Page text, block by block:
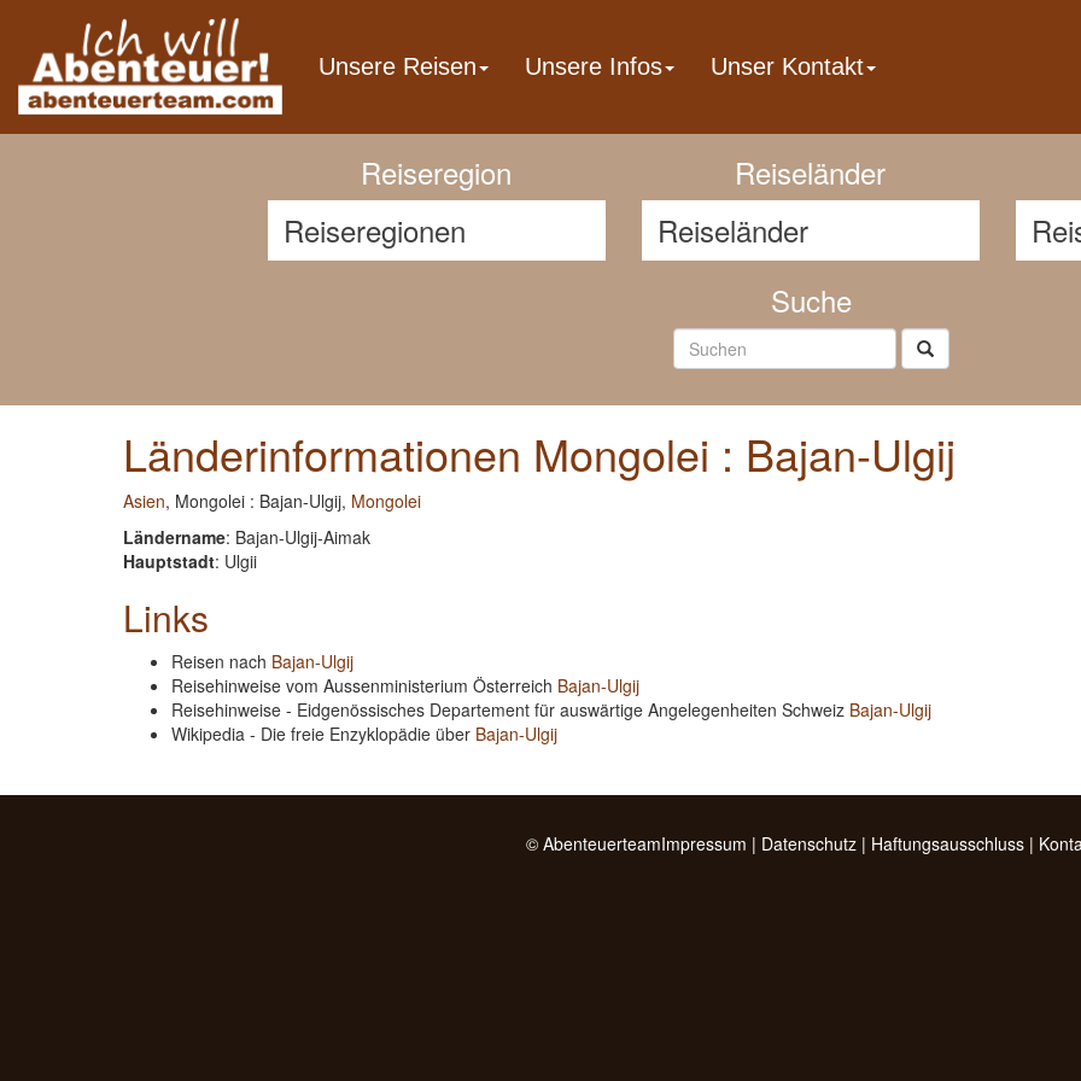
Previous
Reiseregion Reiseländer
Suche
Länderinformationen Mongolei : Bajan-Ulgij
Asien, Mongolei : Bajan-Ulgij, Mongolei
Ländername: Bajan-Ulgij-Aimak
Hauptstadt: Ulgii
Links
Reisen nach Bajan-Ulgij
Reisehinweise vom Aussenministerium Österreich Bajan-Ulgij
Reisehinweise - Eidgenössisches Departement für auswärtige Angelegenheiten Schweiz Bajan-Ulgij
Wikipedia - Die freie Enzyklopädie über Bajan-Ulgij
© AbenteuerteamImpressum | Datenschutz| Haftungsausschluss|
Unsere Reisen Unsere Infos Unser Kontakt